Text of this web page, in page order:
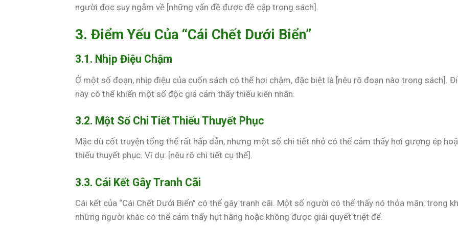
người đọc suy ngẫm về [những vấn đề được đề cập trong sách].
3. Điểm Yếu Của “Cái Chết Dưới Biển”
3.1. Nhịp Điệu Chậm
Ở một số đoạn, nhịp điệu của cuốn sách có thể hơi chậm, đặc biệt là [nêu rõ đoạn nào trong sách].
này có thể khiến một số độc giả cảm thấy thiếu kiên nhẫn.
3.2. Một Số Chi Tiết Thiếu Thuyết Phục
Mặc dù cốt truyện tổng thể rất hấp dẫn, nhưng một số chi tiết nhỏ có thể cảm thấy hơi gượng ép
thiếu thuyết phục. Ví dụ: [nêu rõ chi tiết cụ thể].
3.3. Cái Kết Gây Tranh Cãi
Cái kết của “Cái Chết Dưới Biển” có thể gây tranh cãi. Một số người có thể thấy nó thỏa mãn, trong
những người khác có thể cảm thấy hụt hẫng hoặc không được giải quyết triệt để.